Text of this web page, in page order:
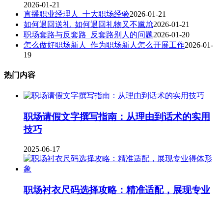
2026-01-21
直播职业经理人_十大职场经验2026-01-21
如何退回送礼_如何退回礼物又不尴尬2026-01-21
职场套路与反套路_反套路别人的问题2026-01-20
怎么做好职场新人_作为职场新人怎么开展工作2026-01-
19
热门内容
职场请假文字撰写指南：从理由到话术的实用
技巧
2025-06-17
职场衬衣尺码选择攻略：精准适配，展现专业